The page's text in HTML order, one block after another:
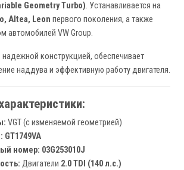
Geometry Turbo). Устанавливается на
Altea, Leon первого поколения, а также
автомобилей VW Group.
надежной конструкцией, обеспечивает
наддува и эффективную работу двигателя.
VGT (с изменяемой геометрией)
GT1749VA
номер: 03G253010J
Двигатели 2.0 TDI (140 л.с.)